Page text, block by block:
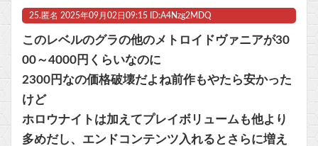
25. 匿名 2025年09月02日09:15 ID:A4Nzg2MDQ
このレベルのグラの他のメトロイドヴァニアが30
00～4000円くらいなのに
2300円なの価格破壊だよね前作もやたら安かった
けど
ホロウナイトは加えてプレイボリュームも他より
多めだし、エンドコンテンツ入れるとさらに増え